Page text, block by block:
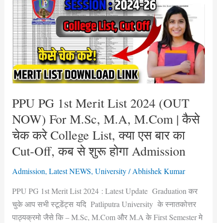
PPU PG 1st Merit List 2024 (OUT
NOW) For M.Sc, M.A, M.Com | कैसे
चेक करे College List, क्या एस बार का
Cut-Off, कब से शुरू होगा Admission
Admission, Latest NEWS, University/Abhishek Kumar
PPU PG 1st Merit List 2024 : Latest Update Graduation कर
चुके आप सभी स्टूडेंट्स यदि Patliputra University के स्नातकोत्तर
पाठ्यक्रमो जैसे कि – M.Sc, M.Com और M.A के First Semester मे
1st
Merit
List
2024
(OUT
NOW)
For
M.Sc,
M.Com
|
कैसे
करे
College
List,
क्या